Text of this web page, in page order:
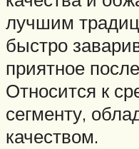
лучшим
быстро
приятное
Относится к
сегменту,
качеством.